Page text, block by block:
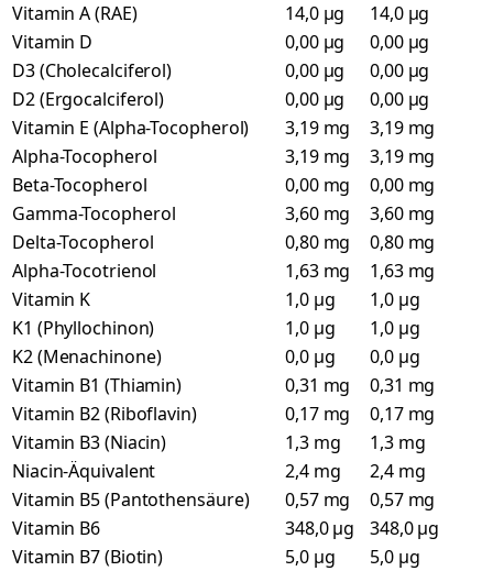
Vitamin A (RAE)
14,0 µg
14,0 µg
Vitamin D
0,00 µg
0,00 µg
D3 (Cholecalciferol)
0,00 µg
0,00 µg
D2 (Ergocalciferol)
0,00 µg
0,00 µg
Vitamin E (Alpha-Tocopherol)
3,19 mg
3,19 mg
Alpha-Tocopherol
3,19 mg
3,19 mg
Beta-Tocopherol
0,00 mg
0,00 mg
Gamma-Tocopherol
3,60 mg
3,60 mg
Delta-Tocopherol
0,80 mg
0,80 mg
Alpha-Tocotrienol
1,63 mg
1,63 mg
Vitamin K
1,0 µg
1,0 µg
K1 (Phyllochinon)
1,0 µg
1,0 µg
K2 (Menachinone)
0,0 µg
0,0 µg
Vitamin B1 (Thiamin)
0,31 mg
0,31 mg
Vitamin B2 (Riboflavin)
0,17 mg
0,17 mg
Vitamin B3 (Niacin)
1,3 mg
1,3 mg
Niacin-Äquivalent
2,4 mg
2,4 mg
Vitamin B5 (Pantothensäure)
0,57 mg
0,57 mg
Vitamin B6
348,0 µg
348,0 µg
Vitamin B7 (Biotin)
5,0 µg
5,0 µg